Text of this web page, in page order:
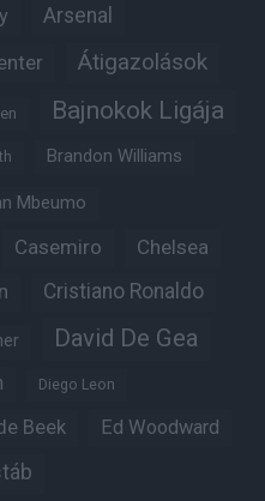
Arsenal
Átigazolások
Bajnokok Ligája
Brandon Williams
Mbeumo
Casemiro Chelsea
Cristiano Ronaldo
David De Gea
Diego Leon
Beek Ed Woodward